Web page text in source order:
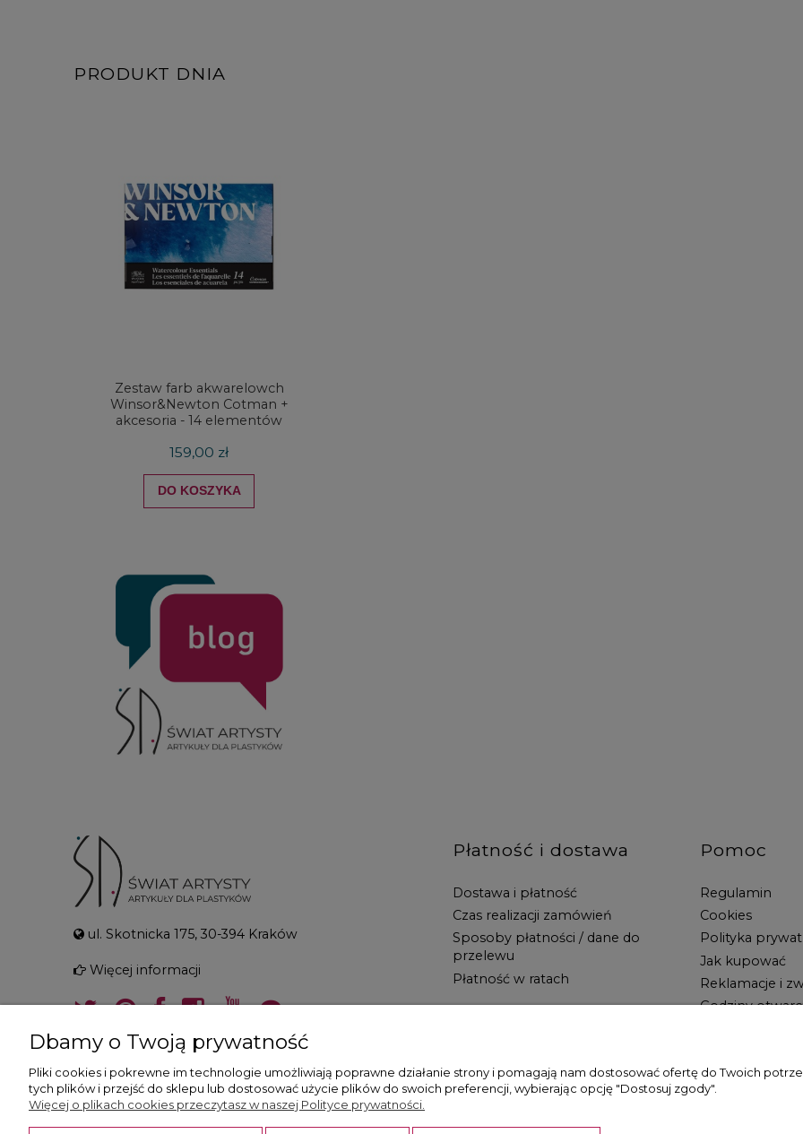
PRODUKT DNIA
Zestaw farb akwarelowch
Winsor&Newton Cotman +
akcesoria - 14 elementów
159,00 zł
DO KOSZYKA
ul. Skotnicka 175, 30-394 Kraków
Więcej informacji
Płatność i dostawa
Dostawa i płatność
Czas realizacji zamówień
Sposoby płatności / dane do
przelewu
Płatność w ratach
Pomoc
Regulamin
Cookies
Polityka
Jak kupować
Reklamacje i
Godziny
Dbamy o Twoją prywatność
Pliki cookies i pokrewne im technologie umożliwiają poprawne działanie strony i pomagają nam dostosować ofertę do Twoich
tych plików i przejść do sklepu lub dostosować użycie plików do swoich preferencji, wybierając opcję "Dostosuj zgody".
Więcej o plikach cookies przeczytasz w naszej Polityce prywatności.